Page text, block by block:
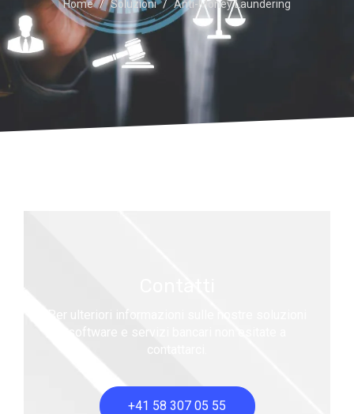
Home Soluzioni Anti-Money Laundering
+41 58 307 05 55